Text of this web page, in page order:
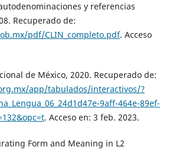
y referencias
Recuperado de:
pdf/CLIN_completo.pdf. Acceso
de México, 2020. Recuperado de:
app/tabulados/interactivos/?
9aff-464e-89ef-
. Acceso en: 3 feb. 2023.
Form and Meaning in L2